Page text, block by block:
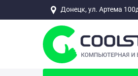
Донецк, ул. Артема